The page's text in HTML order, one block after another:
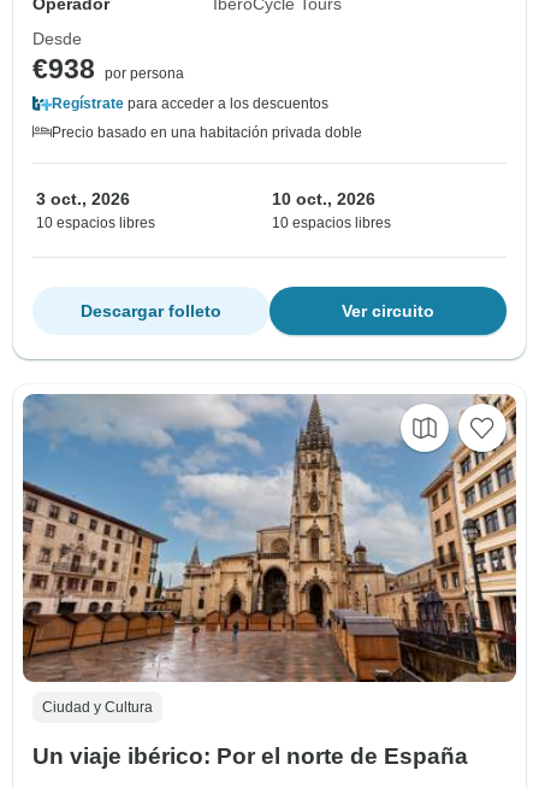
Desde
€938
por persona
Regístrate para acceder a los descuentos
Precio basado en una habitación privada doble
3 oct., 2026
10 espacios libres
10 oct., 2026
10 espacios libres
Ver circuito
Descargar folleto
Ciudad y Cultura
Un viaje ibérico: Por el norte de España